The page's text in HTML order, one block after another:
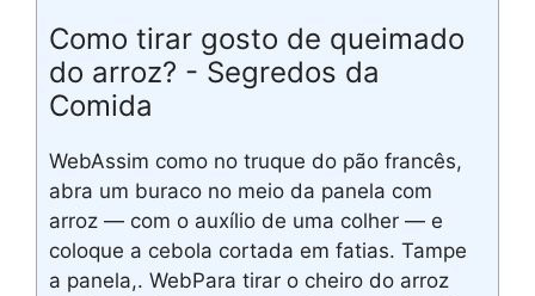
Como tirar gosto de queimado
do arroz? - Segredos da
Comida
WebAssim como no truque do pão francês,
abra um buraco no meio da panela com
arroz — com o auxílio de uma colher — e
coloque a cebola cortada em fatias. Tampe
a panela,. WebPara tirar o cheiro do arroz